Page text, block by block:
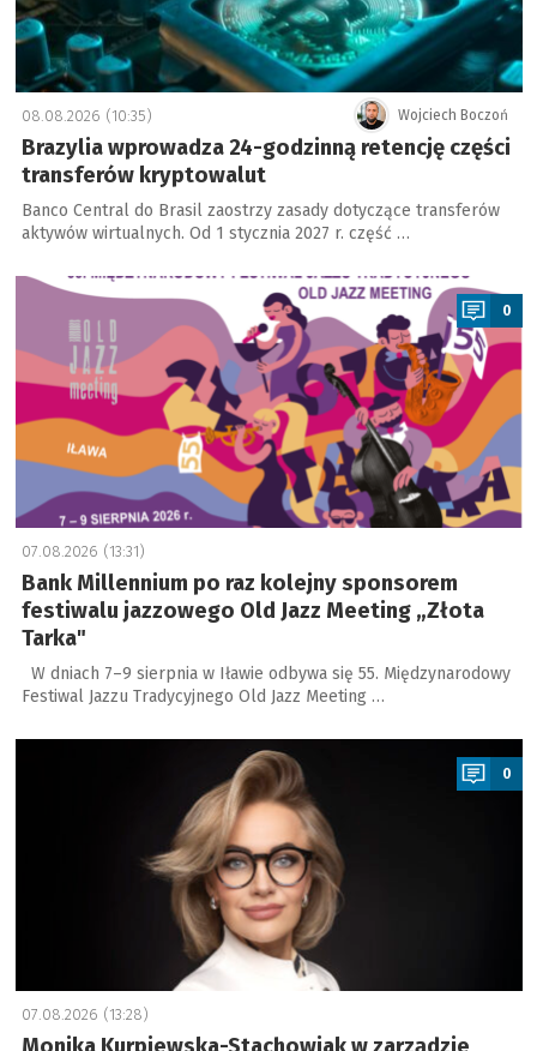
Wojciech Boczoń
08.08.2026 (10:35)
Brazylia wprowadza 24-godzinną retencję części
transferów kryptowalut
Banco Central do Brasil zaostrzy zasady dotyczące transferów
aktywów wirtualnych. Od 1 stycznia 2027 r. część …
a
0
07.08.2026 (13:31)
Bank Millennium po raz kolejny sponsorem
festiwalu jazzowego Old Jazz Meeting „Złota
Tarka"
W dniach 7–9 sierpnia w Iławie odbywa się 55. Międzynarodowy
Festiwal Jazzu Tradycyjnego Old Jazz Meeting …
a
0
07.08.2026 (13:28)